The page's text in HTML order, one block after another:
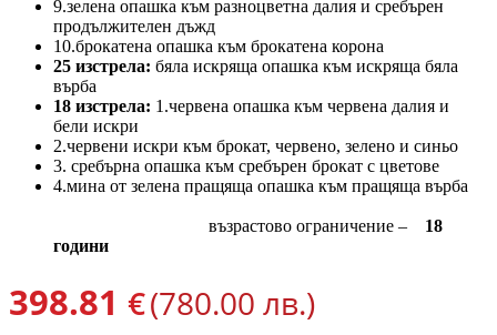
9.зелена опашка към разноцветна далия и сребърен
продължителен дъжд
10.брокатена опашка към брокатена корона
25 изстрела: бяла искряща опашка към искряща бяла
върба
18 изстрела: 1.червена опашка към червена далия и
бели искри
2.червени искри към брокат, червено, зелено и синьо
3. сребърна опашка към сребърен брокат с цветове
4.мина от зелена пращяща опашка към пращяща върба
възрастово ограничение – 18
години
398.81 €(780.00 лв.)